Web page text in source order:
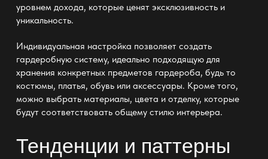
уровнем дохода, которые ценят эксклюзивность и
уникальность.
Индивидуальная настройка позволяет создать
гардеробную систему, идеально подходящую для
хранения конкретных предметов гардероба, будь то
костюмы, платья, обувь или аксессуары. Кроме того,
можно выбрать материалы, цвета и отделку, которые
будут соответствовать общему стилю интерьера.
Тенденции и паттерны